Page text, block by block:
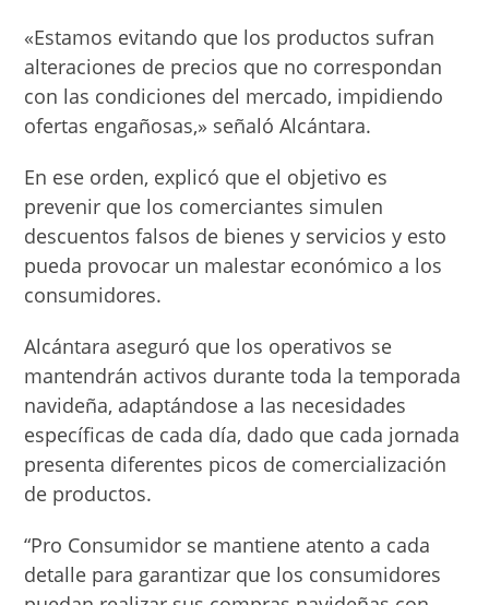
«Estamos evitando que los productos sufran
alteraciones de precios que no correspondan
con las condiciones del mercado, impidiendo
ofertas engañosas,» señaló Alcántara.
En ese orden, explicó que el objetivo es
prevenir que los comerciantes simulen
descuentos falsos de bienes y servicios y esto
pueda provocar un malestar económico a los
consumidores.
Alcántara aseguró que los operativos se
mantendrán activos durante toda la temporada
navideña, adaptándose a las necesidades
específicas de cada día, dado que cada jornada
presenta diferentes picos de comercialización
de productos.
“Pro Consumidor se mantiene atento a cada
detalle para garantizar que los consumidores